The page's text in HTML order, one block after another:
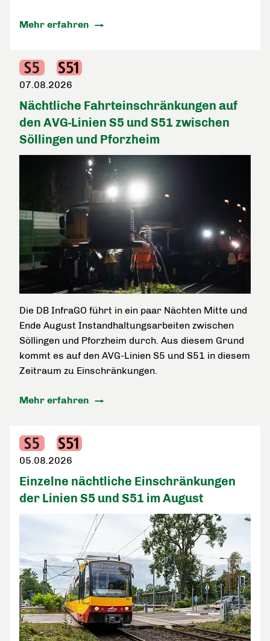
Mehr erfahren
07.08.2026
Nächtliche Fahrteinschränkungen auf
den AVG-Linien S5 und S51 zwischen
Söllingen und Pforzheim
Die DB InfraGO führt in ein paar Nächten Mitte und
Ende August Instandhaltungsarbeiten zwischen
Söllingen und Pforzheim durch. Aus diesem Grund
kommt es auf den AVG-Linien S5 und S51 in diesem
Zeitraum zu Einschränkungen.
Mehr erfahren
05.08.2026
Einzelne nächtliche Einschränkungen
der Linien S5 und S51 im August